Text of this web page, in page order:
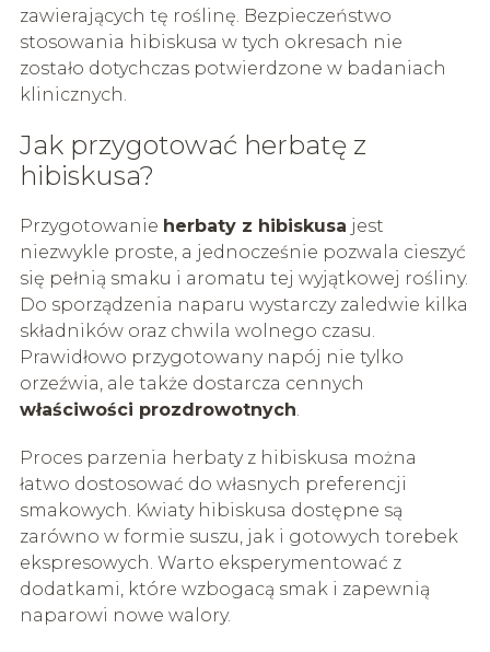
zawierających tę roślinę. Bezpieczeństwo
stosowania hibiskusa w tych okresach nie
zostało dotychczas potwierdzone w badaniach
klinicznych.
Jak przygotować herbatę z
hibiskusa?
Przygotowanie herbaty z hibiskusa jest
niezwykle proste, a jednocześnie pozwala cieszyć
się pełnią smaku i aromatu tej wyjątkowej rośliny.
Do sporządzenia naparu wystarczy zaledwie kilka
składników oraz chwila wolnego czasu.
Prawidłowo przygotowany napój nie tylko
orzeźwia, ale także dostarcza cennych
właściwości prozdrowotnych.
Proces parzenia herbaty z hibiskusa można
łatwo dostosować do własnych preferencji
smakowych. Kwiaty hibiskusa dostępne są
zarówno w formie suszu, jak i gotowych torebek
ekspresowych. Warto eksperymentować z
dodatkami, które wzbogacą smak i zapewnią
naparowi nowe walory.